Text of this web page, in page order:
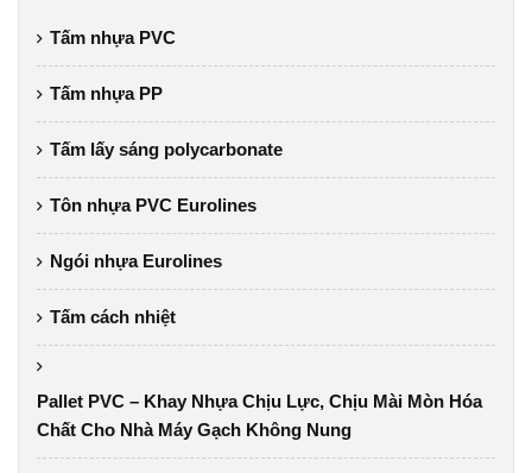
Tấm nhựa PVC
Tấm nhựa PP
Tấm lấy sáng polycarbonate
Tôn nhựa PVC Eurolines
Ngói nhựa Eurolines
Tấm cách nhiệt
Pallet PVC – Khay Nhựa Chịu Lực, Chịu Mài Mòn Hóa
Chất Cho Nhà Máy Gạch Không Nung